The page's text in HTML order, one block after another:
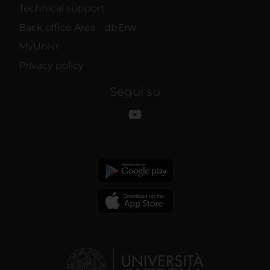
Technical support
Back office Area - dbErw
MyUnivr
Privacy policy
Segui su